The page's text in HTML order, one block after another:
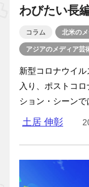
わびたい長
コラム 北米の
アジアのメディア芸
新型コロナウイ
入り、ポストコ
ション・シーンで
土居 伸彰